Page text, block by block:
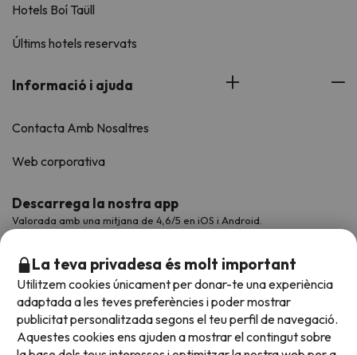
Hotels Boí Taüll
Últims hotels reservats
Informació i ajuda
Contacta Amb Nosaltres
Web corporativa
Descarrega la nostra app
Valorada amb una mitjana de 4,6/5 en iOS i Android.
La teva privadesa és molt important
Utilitzem cookies únicament per donar-te una experiència
adaptada a les teves preferències i poder mostrar
publicitat personalitzada segons el teu perfil de navegació.
Aquestes cookies ens ajuden a mostrar el contingut sobre